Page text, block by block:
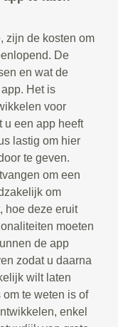
zijn de kosten om
De
en wat de
Het is
voor
u een app heeft
lastig om hier
te geven.
om een
om
hoe deze eruit
moeten
de app
zodat u daarna
wilt laten
te weten is of
enkel